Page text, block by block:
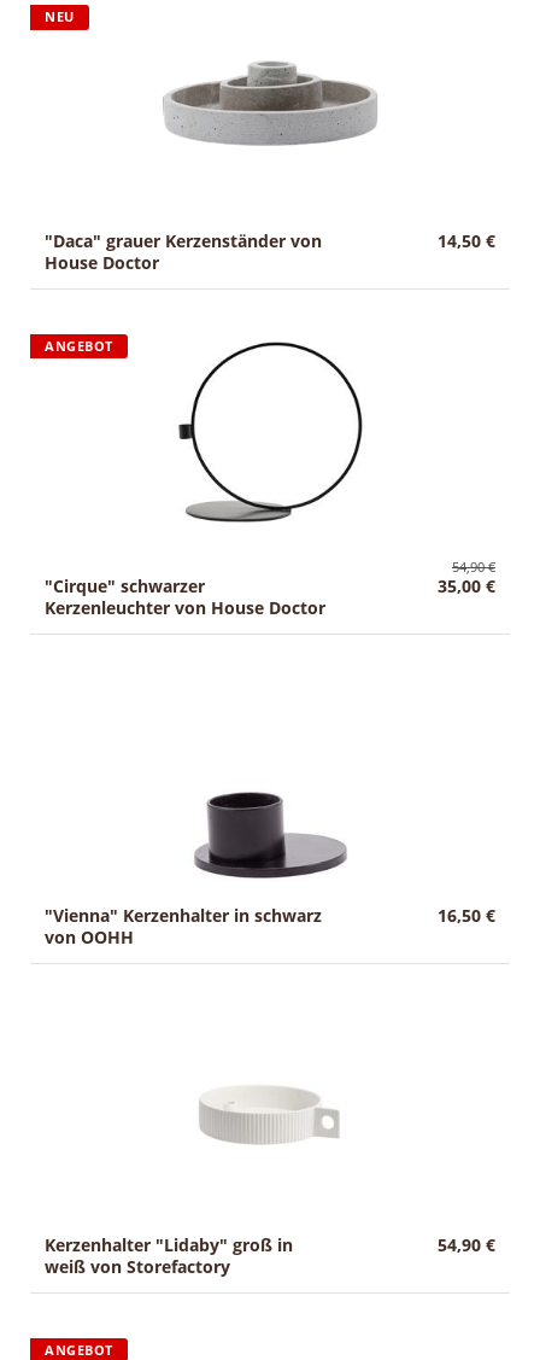
NEU
"Daca" grauer Kerzenständer von
House Doctor
14,50 €
ANGEBOT
54,90 €
"Cirque" schwarzer
Kerzenleuchter von House Doctor
35,00 €
"Vienna" Kerzenhalter in schwarz
von OOHH
16,50 €
Kerzenhalter "Lidaby" groß in
weiß von Storefactory
54,90 €
ANGEBOT